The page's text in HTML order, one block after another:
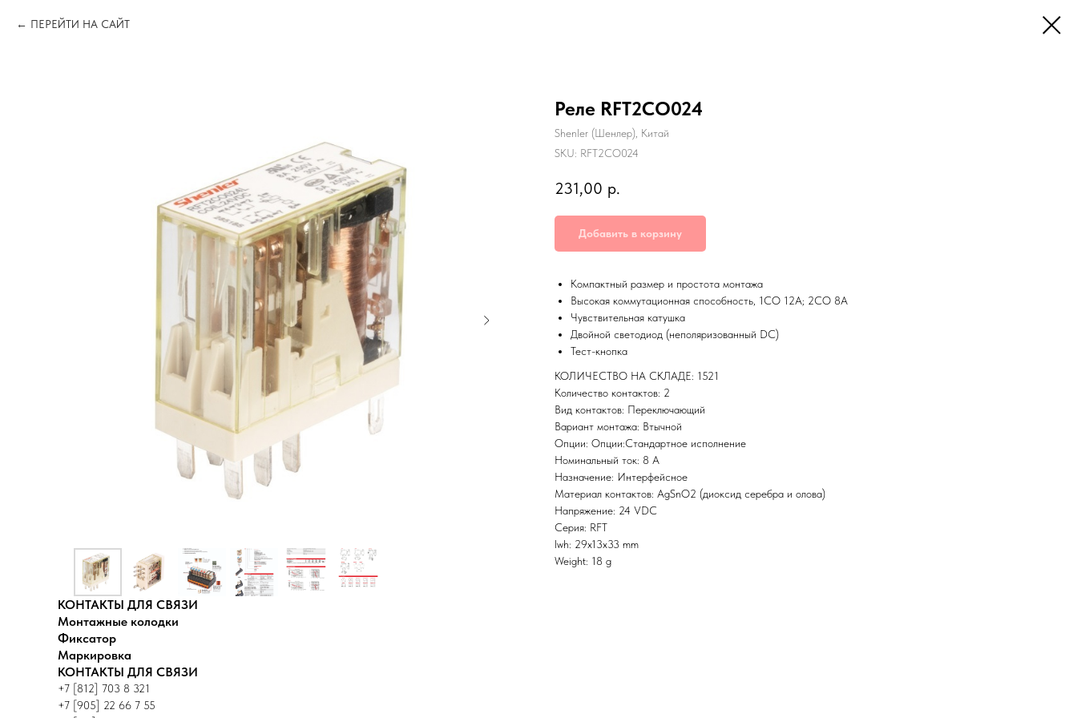
ПЕРЕЙТИ НА САЙТ
Реле RFT2CO024
Shenler (Шенлер), Китай
SKU: RFT2CO024
231,00 р.
Добавить в корзину
Компактный размер и простота монтажа
Высокая коммутационная способность, 1СО 12А; 2СО 8А
Чувствительная катушка
Двойной светодиод (неполяризованный DC)
Тест-кнопка
КОЛИЧЕСТВО НА СКЛАДЕ: 1521
Количество контактов: 2
Вид контактов: Переключающий
Вариант монтажа: Втычной
Опции: Опции:Стандартное исполнение
Номинальный ток: 8 А
Назначение: Интерфейсное
Материал контактов: AgSnO2 (диоксид серебра и олова)
Напряжение: 24 VDC
Серия: RFT
lwh: 29x13x33 mm
Weight: 18 g
КОНТАКТЫ ДЛЯ СВЯЗИ
Монтажные колодки
Фиксатор
Маркировка
КОНТАКТЫ ДЛЯ СВЯЗИ
+7 [812] 703 8 321
+7 [905] 22 66 7 55